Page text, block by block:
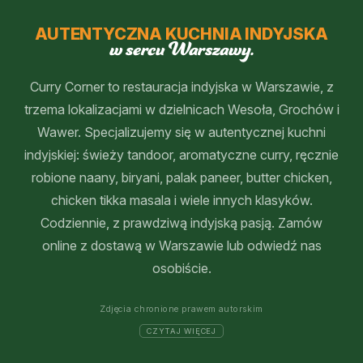
AUTENTYCZNA KUCHNIA INDYJSKA
w sercu Warszawy.
Curry Corner to restauracja indyjska w Warszawie, z
trzema lokalizacjami w dzielnicach Wesoła, Grochów i
Wawer. Specjalizujemy się w autentycznej kuchni
indyjskiej: świeży tandoor, aromatyczne curry, ręcznie
robione naany, biryani, palak paneer, butter chicken,
chicken tikka masala i wiele innych klasyków.
Codziennie, z prawdziwą indyjską pasją. Zamów
online z dostawą w Warszawie lub odwiedź nas
osobiście.
Zdjęcia chronione prawem autorskim
CZYTAJ WIĘCEJ